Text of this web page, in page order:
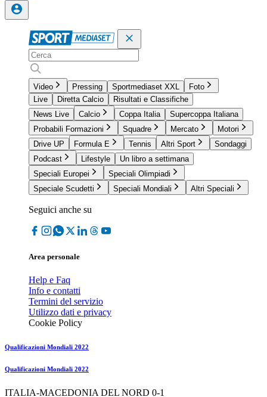
Video Pressing Sportmediaset XXL
Foto
Live
Diretta Calcio
Risultati e Classifiche
News Live
Calcio Coppa Italia
Supercoppa Italiana
Probabili Formazioni
Squadre Mercato
Motori
Drive UP
Formula E Tennis Altri Sport
Sondaggi
Podcast
Lifestyle
Un libro a settimana
Speciali Europei
Speciali Olimpiadi
Speciale Scudetti
Speciali Mondiali Altri Speciali
Seguici anche su
Area personale
Help e Faq
Info e contatti
Termini del servizio
Utilizzo dati e privacy
Cookie Policy
Qualificazioni Mondiali 2022
Qualificazioni Mondiali 2022
ITALIA-MACEDONIA DEL NORD 0-1